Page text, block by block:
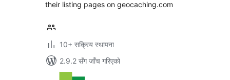
their listing pages on geocaching.com
10+ सक्रिय स्थापना
2.9.2 सँग जाँच गरिएको